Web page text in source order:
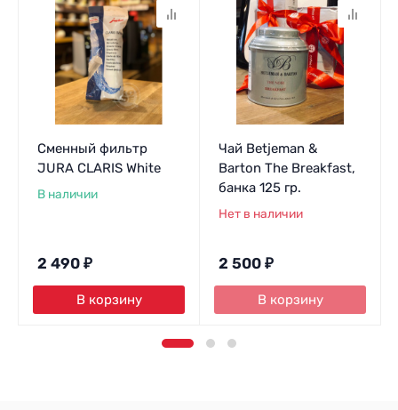
Сменный фильтр
JURA CLARIS White
В наличии
2 490 ₽
В корзину
Чай Вetjeman &
Barton The Breakfast,
банка 125 гр.
Нет в наличии
2 500 ₽
В корзину